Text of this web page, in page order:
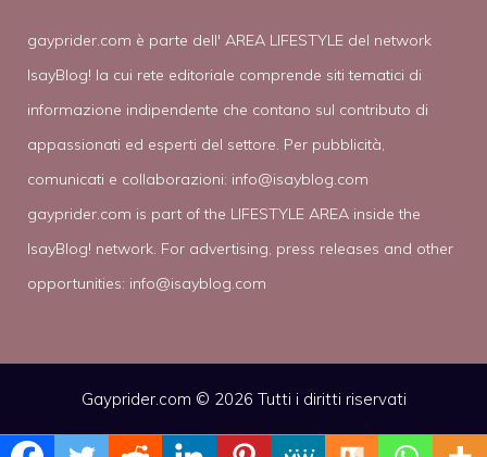
gayprider.com è parte dell' AREA LIFESTYLE del network
IsayBlog! la cui rete editoriale comprende siti tematici di
informazione indipendente che contano sul contributo di
appassionati ed esperti del settore. Per pubblicità,
comunicati e collaborazioni: info@isayblog.com
gayprider.com is part of the LIFESTYLE AREA inside the
IsayBlog! network. For advertising, press releases and other
opportunities: info@isayblog.com
Gayprider.com © 2026 Tutti i diritti riservati